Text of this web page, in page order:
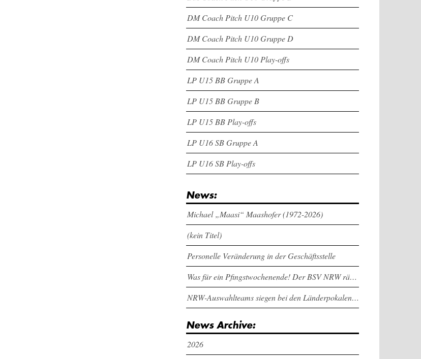
DM Coach Pitch U10 Gruppe C
DM Coach Pitch U10 Gruppe D
DM Coach Pitch U10 Play-offs
LP U15 BB Gruppe A
LP U15 BB Gruppe B
LP U15 BB Play-offs
LP U16 SB Gruppe A
LP U16 SB Play-offs
News:
Michael „Maasi“ Maashofer (1972-2026)
(kein Titel)
Personelle Veränderung in der Geschäftsstelle
Was für ein Pfingstwochenende! Der BSV NRW räumt bei den Länderpokalen ab
NRW-Auswahlteams siegen bei den Länderpokalen und dem Deutschlandcup an Pfingsten
News Archive:
2026